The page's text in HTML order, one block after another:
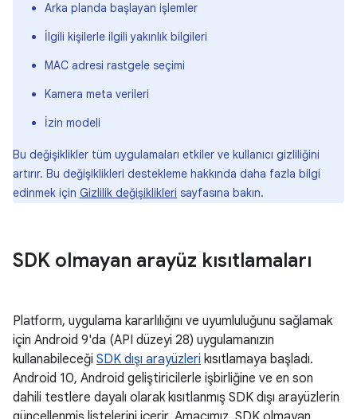
Arka planda başlayan işlemler
İlgili kişilerle ilgili yakınlık bilgileri
MAC adresi rastgele seçimi
Kamera meta verileri
İzin modeli
Bu değişiklikler tüm uygulamaları etkiler ve kullanıcı gizliliğini
artırır. Bu değişiklikleri destekleme hakkında daha fazla bilgi
edinmek için Gizlilik değişiklikleri sayfasına bakın.
SDK olmayan arayüz kısıtlamaları
Platform, uygulama kararlılığını ve uyumluluğunu sağlamak
için Android 9'da (API düzeyi 28) uygulamanızın
kullanabileceği SDK dışı arayüzleri kısıtlamaya başladı.
Android 10, Android geliştiricilerle işbirliğine ve en son
dahili testlere dayalı olarak kısıtlanmış SDK dışı arayüzlerin